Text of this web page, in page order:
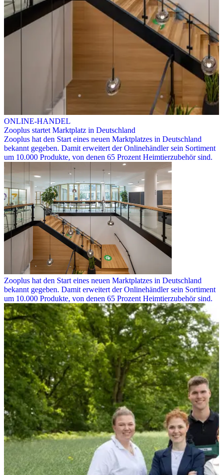
ONLINE-HANDEL
Zooplus startet Marktplatz in Deutschland
Zooplus hat den Start eines neuen Marktplatzes in Deutschland
bekannt gegeben. Damit erweitert der Onlinehändler sein Sortiment
um 10.000 Produkte, von denen 65 Prozent Heimtierzubehör sind.
Zooplus hat den Start eines neuen Marktplatzes in Deutschland
bekannt gegeben. Damit erweitert der Onlinehändler sein Sortiment
um 10.000 Produkte, von denen 65 Prozent Heimtierzubehör sind.